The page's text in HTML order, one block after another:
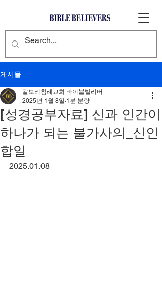
게시물
[성경공부자료] 신과 인간이
하나가 되는 불가사의_신인
합일
갈보리침례교회 바이블빌리버
2025년 1월 8일 1분 분량
2025.01.08